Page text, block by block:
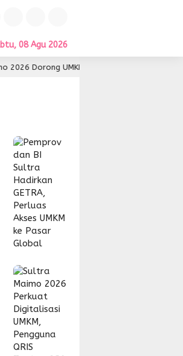
08 Agu 2026
UMKM Sultra Lebih Inovatif dan Berdaya